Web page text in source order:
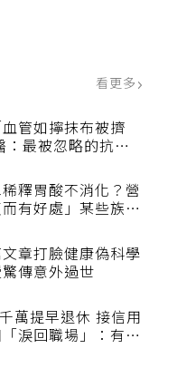
看更多
血管如擰抹布被擠
：最被忽略的抗老
釋胃酸不消化？營
有好處」某些族群
章打臉健康偽科學
驚傳意外過世
萬提早退休 接信用
「淚回職場」：有錢